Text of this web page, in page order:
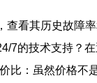
看其历史故障
7的技术支持？
比：虽然价格不